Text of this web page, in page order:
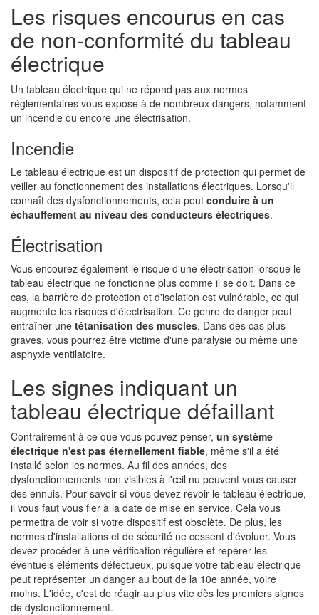
Les risques encourus en cas
de non-conformité du tableau
électrique
Un tableau électrique qui ne répond pas aux normes
réglementaires vous expose à de nombreux dangers, notamment
un incendie ou encore une électrisation.
Incendie
Le tableau électrique est un dispositif de protection qui permet de
veiller au fonctionnement des installations électriques. Lorsqu'il
connaît des dysfonctionnements, cela peut conduire à un
échauffement au niveau des conducteurs électriques.
Électrisation
Vous encourez également le risque d'une électrisation lorsque le
tableau électrique ne fonctionne plus comme il se doit. Dans ce
cas, la barrière de protection et d'isolation est vulnérable, ce qui
augmente les risques d'électrisation. Ce genre de danger peut
entraîner une tétanisation des muscles. Dans des cas plus
graves, vous pourrez être victime d'une paralysie ou même une
asphyxie ventilatoire.
Les signes indiquant un
tableau électrique défaillant
Contrairement à ce que vous pouvez penser, un système
électrique n'est pas éternellement fiable, même s'il a été
installé selon les normes. Au fil des années, des
dysfonctionnements non visibles à l'œil nu peuvent vous causer
des ennuis. Pour savoir si vous devez revoir le tableau électrique,
il vous faut vous fier à la date de mise en service. Cela vous
permettra de voir si votre dispositif est obsolète. De plus, les
normes d'installations et de sécurité ne cessent d'évoluer. Vous
devez procéder à une vérification régulière et repérer les
éventuels éléments défectueux, puisque votre tableau électrique
peut représenter un danger au bout de la 10e année, voire
moins. L'idée, c'est de réagir au plus vite dès les premiers signes
de dysfonctionnement.